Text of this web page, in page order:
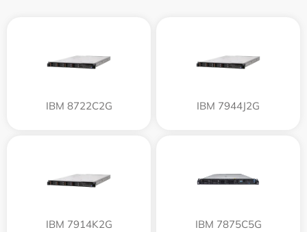
IBM 8722C2G IBM 7944J2G
IBM 7914K2G IBM 7875C5G